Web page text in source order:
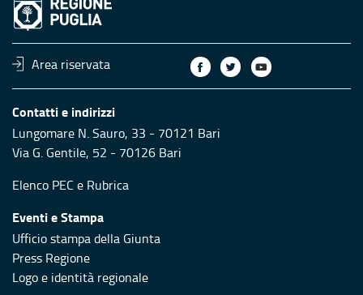
Area riservata
Contatti e indirizzi
Lungomare N. Sauro, 33 - 70121 Bari
Via G. Gentile, 52 - 70126 Bari
Elenco PEC e Rubrica
Eventi e Stampa
Ufficio stampa della Giunta
Press Regione
Logo e identità regionale